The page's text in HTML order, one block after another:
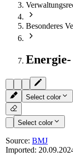
Besonderes
Select color
Select color
Source:BMJ
Imported: